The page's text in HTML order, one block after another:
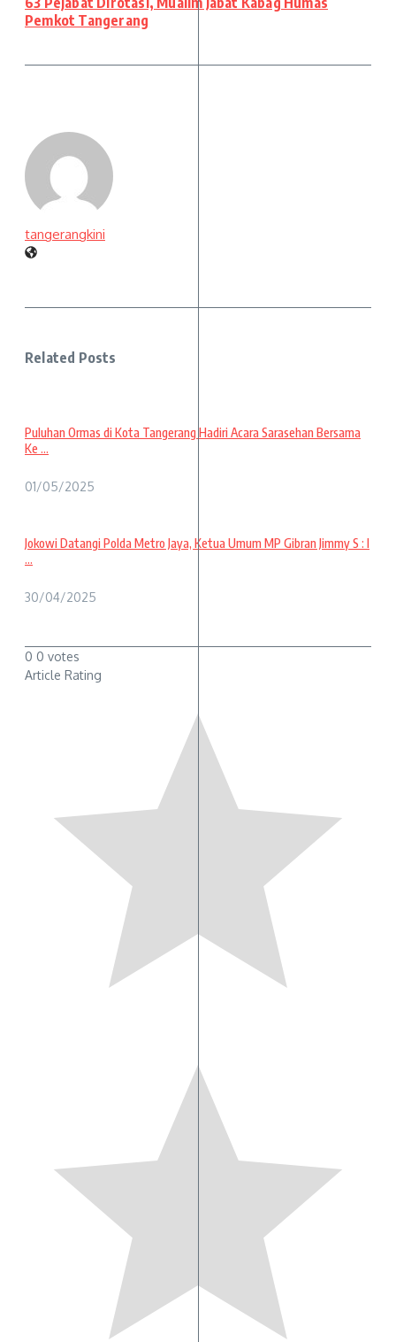
Pemkot Tangerang
tangerangkini
Related Posts
Puluhan Ormas di Kota Tangerang Hadiri Acara Sarasehan Bersama
Ke ...
01/05/2025
Jokowi Datangi Polda Metro Jaya, Ketua Umum MP Gibran Jimmy S : I
...
30/04/2025
0 0 votes
Article Rating